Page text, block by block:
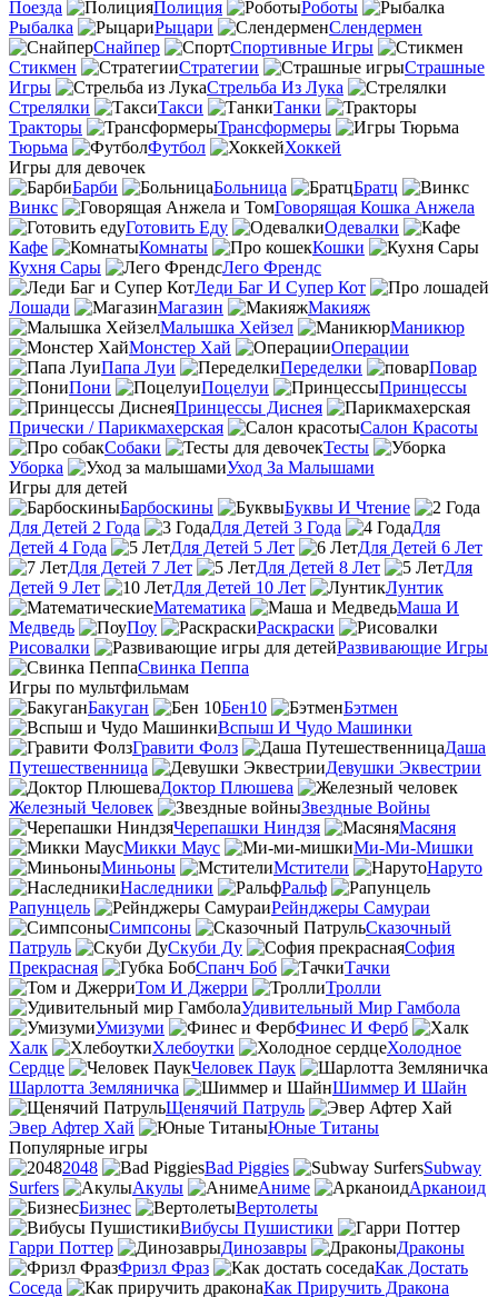
Поезда
Полиция
Роботы
Рыбалка
Рыцари
Слендермен
Снайпер
Спортивные Игры
Стикмен
Стратегии
Страшные
Игры
Стрельба Из Лука
Стрелялки
Такси
Танки
Тракторы
Трансформеры
Тюрьма
Футбол
Хоккей
Игры для девочек
Барби
Больница
Братц
Винкс
Говорящая Кошка Анжела
Готовить Еду
Одевалки
Кафе
Комнаты
Кошки
Кухня Сары
Лего Френдс
Леди Баг И Супер Кот
Лошади
Магазин
Макияж
Малышка Хейзел
Маникюр
Монстер Хай
Операции
Папа Луи
Переделки
Повар
Пони
Поцелуи
Принцессы
Принцессы Диснея
Прически / Парикмахерская
Салон Красоты
Собаки
Тесты
Уборка
Уход За Малышами
Игры для детей
Барбоскины
Буквы И Чтение
Для Детей 2 Года
Для Детей 3 Года
Для
Детей 4 Года
Для Детей 5 Лет
Для Детей 6 Лет
Для Детей 7 Лет
Для Детей 8 Лет
Для
Детей 9 Лет
Для Детей 10 Лет
Лунтик
Математика
Маша И
Медведь
Поу
Раскраски
Рисовалки
Развивающие Игры
Свинка Пеппа
Игры по мультфильмам
Бакуган
Бен10
Бэтмен
Вспыш И Чудо Машинки
Гравити Фолз
Даша
Путешественница
Девушки Эквестрии
Доктор Плюшева
Железный Человек
Звездные Войны
Черепашки Ниндзя
Масяня
Микки Маус
Ми-Ми-Мишки
Миньоны
Мстители
Наруто
Наследники
Ральф
Рапунцель
Рейнджеры Самураи
Симпсоны
Сказочный
Патруль
Скуби Ду
София
Прекрасная
Спанч Боб
Тачки
Том И Джерри
Тролли
Удивительный Мир Гамбола
Умизуми
Финес И Ферб
Халк
Хлебоутки
Холодное
Сердце
Человек Паук
Шарлотта Земляничка
Шиммер И Шайн
Щенячий Патруль
Эвер Афтер Хай
Юные Титаны
Популярные игры
2048
Bad Piggies
Subway
Surfers
Акулы Аниме
Арканоид
Бизнес
Вертолеты
Вибусы Пушистики
Гарри Поттер
Динозавры
Драконы
Фризл Фраз
Как Достать
Соседа
Как Приручить Дракона